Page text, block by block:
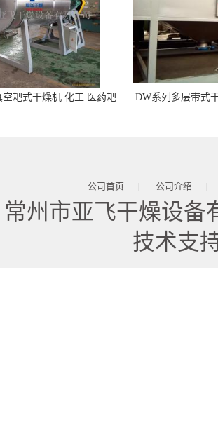
耙式干燥机 化工 医药耙
DW系列多层带式
公司首页 | 公司介绍 |
常州市亚飞干燥设备
技术支